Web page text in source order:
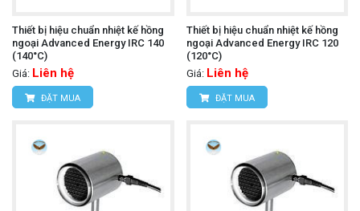
Thiết bị hiệu chuẩn nhiệt kế hồng
ngoại Advanced Energy IRC 140
(140°C)
Giá: Liên hệ
ĐẶT MUA
Thiết bị hiệu chuẩn nhiệt kế hồng
ngoại Advanced Energy IRC 120
(120°C)
Giá: Liên hệ
ĐẶT MUA